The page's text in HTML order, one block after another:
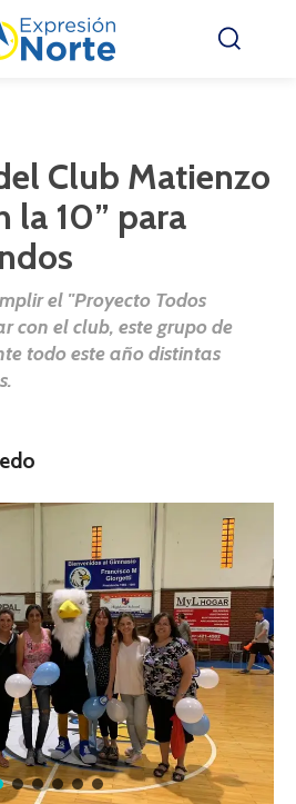
Club Matienzo
la 10” para
el "Proyecto Todos
con el club, este grupo de
todo este año distintas